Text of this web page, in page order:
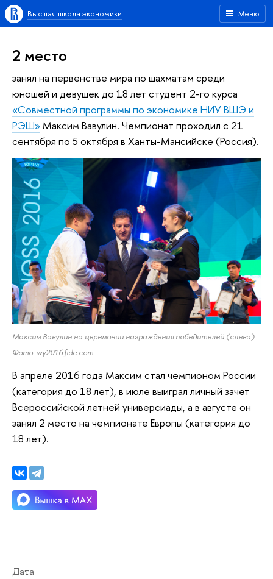
Меню
Высшая школа экономики
2 место
занял на первенстве мира по шахматам среди
юношей и девушек до 18 лет студент 2-го курса
«Совместной программы по экономике НИУ ВШЭ и
РЭШ» Максим Вавулин. Чемпионат проходил с 21
сентября по 5 октября в Ханты-Мансийске (Россия).
Максим Вавулин на церемонии награждения победителей (слева).
Фото: wy2016.fide.com
В апреле 2016 года Максим стал чемпионом России
(категория до 18 лет), в июле выиграл личный зачёт
Всероссийской летней универсиады, а в августе он
занял 2 место на чемпионате Европы (категория до
18 лет).
Дата